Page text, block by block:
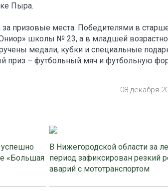
Пыра.
призовые места. Победителями в
школы № 23, а в младшей
медали, кубки и специальные
приз – футбольный мяч и футбольную
08 декабря
«Большая
В Нижегородской области за
период зафиксирован резкий
аварий с мототранспортом